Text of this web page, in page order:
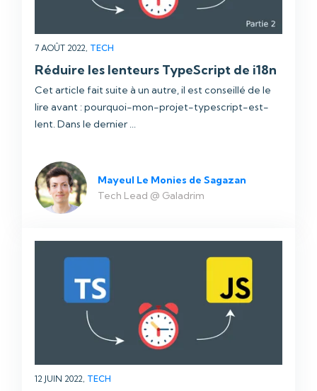
7 AOÛT 2022, TECH
Réduire les lenteurs TypeScript de i18n
Cet article fait suite à un autre, il est conseillé de le
lire avant : pourquoi-mon-projet-typescript-est-
lent. Dans le dernier ...
Mayeul Le Monies de Sagazan
Tech Lead @ Galadrim
12 JUIN 2022, TECH